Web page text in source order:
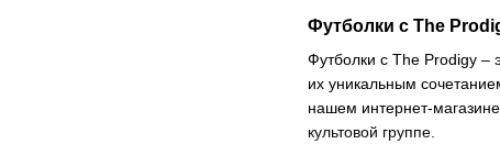
Футболки с The
Футболки с The Prodigy –
их уникальным
нашем интернет-
культовой группе.